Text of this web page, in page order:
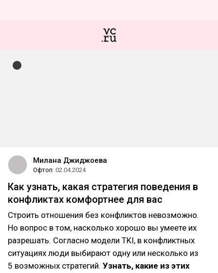
Милана Джиджоева
Офтоп 02.04.2024
Как узнать, какая стратегия поведения в
конфликтах комфортнее для вас
Строить отношения без конфликтов невозможно.
Но вопрос в том, насколько хорошо вы умеете их
разрешать. Согласно модели TKI, в конфликтных
ситуациях люди выбирают одну или несколько из
5 возможных стратегий. Узнать, какие из этих